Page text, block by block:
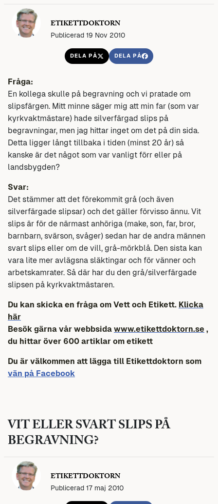
ETIKETTDOKTORN
Publicerad 19 Nov 2010
DELA PÅ DELA PÅ
Fråga:
En kollega skulle på begravning och vi pratade om
slipsfärgen. Mitt minne säger mig att min far (som var
kyrkvaktmästare) hade silverfärgad slips på
begravningar, men jag hittar inget om det på din sida.
Detta ligger långt tillbaka i tiden (minst 20 år) så
kanske är det något som var vanligt förr eller på
landsbygden?
Svar:
Det stämmer att det förekommit grå (och även
silverfärgade slipsar) och det gäller förvisso ännu. Vit
slips är för de närmast anhöriga (make, son, far, bror,
barnbarn, svärson, svåger) sedan har de andra männen
svart slips eller om de vill, grå-mörkblå. Den sista kan
vara lite mer avlägsna släktingar och för vänner och
arbetskamrater. Så där har du den grå/silverfärgade
slipsen på kyrkvaktmästaren.
Du kan skicka en fråga om Vett och Etikett. Klicka
här
Besök gärna vår webbsida www.etikettdoktorn.se ,
du hittar över 600 artiklar om etikett
Du är välkommen att lägga till Etikettdoktorn som
vän på Facebook
VIT ELLER SVART SLIPS PÅ
BEGRAVNING?
ETIKETTDOKTORN
Publicerad 17 maj 2010